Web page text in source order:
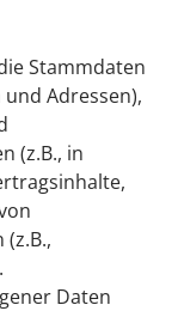
Stammdaten
Adressen),
(z.B., in
Daten